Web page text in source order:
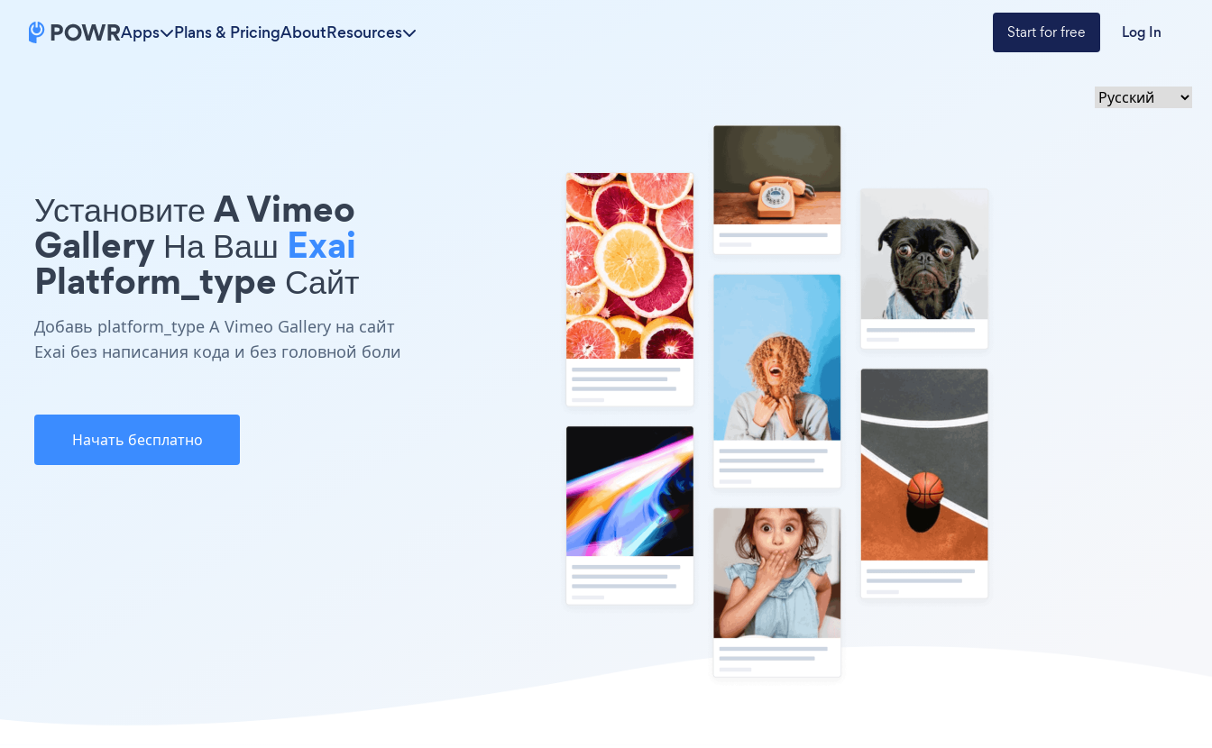
Apps Plans & PricingAboutResources Start for free Log In
Установите A Vimeo
Gallery На Ваш Exai
Platform_type Сайт
Добавь platform_type A Vimeo Gallery на сайт
Exai без написания кода и без головной боли
Начать бесплатно